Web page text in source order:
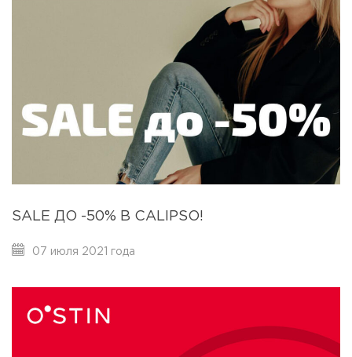
SALE ДО -50% В CALIPSO!
07 июля 2021 года